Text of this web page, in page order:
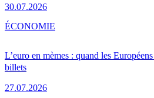
30.07.2026
L’euro en mèmes : quand les
billets
27.07.2026
ÉCONOMIE